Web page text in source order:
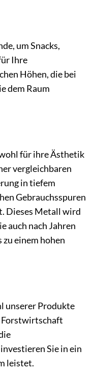
um Snacks,
Ihre
Höhen, die bei
dem Raum
für ihre Ästhetik
vergleichbaren
in tiefem
Gebrauchsspuren
Dieses Metall wird
auch nach Jahren
einem hohen
unserer Produkte
Forstwirtschaft
Sie in ein
leistet.